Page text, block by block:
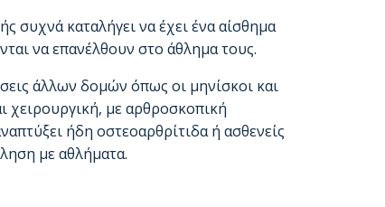
συχνά καταλήγει να έχει ένα αίσθημα
να επανέλθουν στο άθλημα τους.
άλλων δομών όπως οι μηνίσκοι και
χειρουργική, με αρθροσκοπική
ήδη οστεοαρθρίτιδα ή ασθενείς
με αθλήματα.